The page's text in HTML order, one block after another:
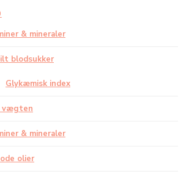
& mineraler
blodsukker
Glykæmisk index
vægten
& mineraler
olier